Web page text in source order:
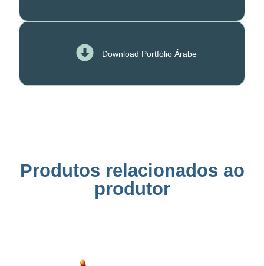
Download Portfólio Árabe
Produtos relacionados ao
produtor